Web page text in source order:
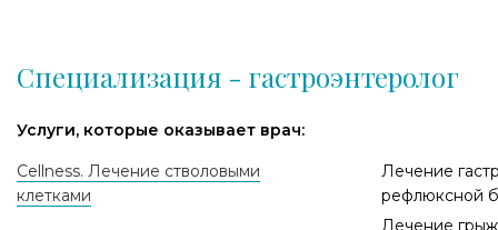
Специализация - гастроэнтеролог
Услуги, которые оказывает врач:
Cellness. Лечение стволовыми
клетками
Лечение
рефлюксной
Лечение